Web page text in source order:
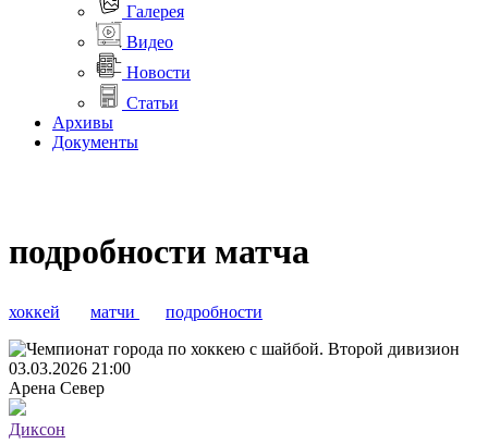
Галерея
Видео
Новости
Статьи
Архивы
Документы
подробности матча
хоккей матчи подробности
03.03.2026 21:00
Арена Север
Диксон